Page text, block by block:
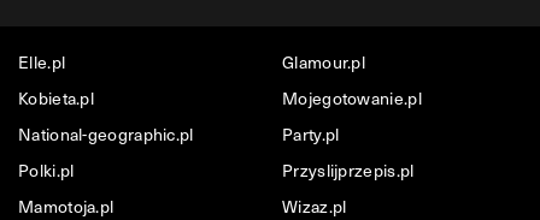
Elle.pl
Glamour.pl
Kobieta.pl
Mojegotowanie.pl
National-geographic.pl
Party.pl
Polki.pl
Przyslijprzepis.pl
Mamotoja.pl
Wizaz.pl